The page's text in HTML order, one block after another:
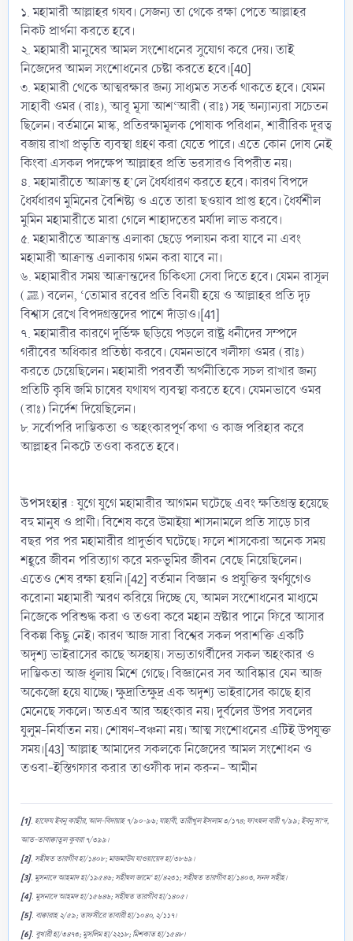
১. মহামারী আল্লাহর গযব। সেজন্য তা থেকে রক্ষা পেতে আল্লাহর
নিকট প্রার্থনা করতে হবে।
২. মহামারী মানুষের আমল সংশোধনের সুযোগ করে দেয়। তাই
নিজেদের আমল সংশোধনের চেষ্টা করতে হবে।[40]
৩. মহামারী থেকে আত্মরক্ষার জন্য সাধ্যমত সতর্ক থাকতে হবে। যেমন
সাহাবী ওমর (রাঃ), আবূ মূসা আশ‘আরী (রাঃ) সহ অন্যান্যরা সচেতন
ছিলেন। বর্তমানে মাস্ক, প্রতিরক্ষামূলক পোষাক পরিধান, শারীরিক দূরত্ব
বজায় রাখা প্রভৃতি ব্যবস্থা গ্রহণ করা যেতে পারে। এতে কোন দোষ নেই
কিংবা এসকল পদক্ষেপ আল্লাহর প্রতি ভরসারও বিপরীত নয়।
৪. মহামারীতে আক্রান্ত হ’লে ধৈর্যধারণ করতে হবে। কারণ বিপদে
ধৈর্যধারণ মুমিনের বৈশিষ্ট্য ও এতে তারা ছওয়াব প্রাপ্ত হবে। ধৈর্যশীল
মুমিন মহামারীতে মারা গেলে শাহাদতের মর্যাদা লাভ করবে।
৫. মহামারীতে আক্রান্ত এলাকা ছেড়ে পলায়ন করা যাবে না এবং
মহামারী আক্রান্ত এলাকায় গমন করা যাবে না।
৬. মহামারীর সময় আক্রান্তদের চিকিৎসা সেবা দিতে হবে। যেমন রাসূল
(ﷺ) বলেন, ‘তোমার রবের প্রতি বিনয়ী হয়ে ও আল্লাহর প্রতি দৃঢ়
বিশ্বাস রেখে বিপদগ্রস্তদের পাশে দাঁড়াও।[41]
৭. মহামারীর কারণে দুর্ভিক্ষ ছড়িয়ে পড়লে রাষ্ট্র ধনীদের সম্পদে
গরীবের অধিকার প্রতিষ্ঠা করবে। যেমনভাবে খলীফা ওমর (রাঃ)
করতে চেয়েছিলেন। মহামারী পরবর্তী অর্থনীতিকে সচল রাখার জন্য
প্রতিটি কৃষি জমি চাষের যথাযথ ব্যবস্থা করতে হবে। যেমনভাবে ওমর
(রাঃ) নির্দেশ দিয়েছিলেন।
৮. সর্বোপরি দাম্ভিকতা ও অহংকারপূর্ণ কথা ও কাজ পরিহার করে
আল্লাহর নিকটে তওবা করতে হবে।
উপসংহার : যুগে যুগে মহামারীর আগমন ঘটেছে এবং ক্ষতিগ্রস্ত হয়েছে
বহু মানুষ ও প্রাণী। বিশেষ করে উমাইয়া শাসনামলে প্রতি সাড়ে চার
বছর পর পর মহামারীর প্রাদুর্ভাব ঘটেছে। ফলে শাসকেরা অনেক সময়
শহূরে জীবন পরিত্যাগ করে মরুভূমির জীবন বেছে নিয়েছিলেন।
এতেও শেষ রক্ষা হয়নি।[42] বর্তমান বিজ্ঞান ও প্রযুক্তির স্বর্ণযুগেও
করোনা মহামারী স্মরণ করিয়ে দিচ্ছে যে, আমল সংশোধনের মাধ্যমে
নিজেকে পরিশুদ্ধ করা ও তওবা করে মহান স্রষ্টার পানে ফিরে আসার
বিকল্প কিছু নেই। কারণ আজ সারা বিশ্বের সকল পরাশক্তি একটি
অদৃশ্য ভাইরাসের কাছে অসহায়। সভ্যতাগর্বীদের সকল অহংকার ও
দাম্ভিকতা আজ ধূলায় মিশে গেছে। বিজ্ঞানের সব আবিষ্কার যেন আজ
অকেজো হয়ে যাচ্ছে। ক্ষুদ্রাতিক্ষুদ্র এক অদৃশ্য ভাইরাসের কাছে হার
মেনেছে সকলে। অতএব আর অহংকার নয়। দুর্বলের উপর সবলের
যুলুম-নির্যাতন নয়। শোষণ-বঞ্চনা নয়। আত্ম সংশোধনের এটিই উপযুক্ত
সময়।[43] আল্লাহ আমাদের সকলকে নিজেদের আমল সংশোধন ও
তওবা-ইস্তিগফার করার তাওফীক দান করুন- আমীন
[1]. হাফেয ইবনু কাছীর, আল-বিদায়াহ ৭/৯০-৯৬; যাহাবী, তারীখুল ইসলাম ৩/১৭৪; ফাৎহুল বারী ৭/৯৯; ইবনু সা‘দ,
আত-তাবাক্বাতুল কুবরা ৭/৩৯৯।
[2]. সহীহুত তারগীব হা/১৪০৮; মাজমাউয যাওয়ায়েদ হা/৩৮৬৯।
[3]. মুসনাদে আহমাদ হা/১৯৫৪৬; সহীহুল জামে‘ হা/৪২৩১; সহীহুত তারগীব হা/১৪০৩, সনদ সহীহ।
[4]. মুসনাদে আহমদ হা/১৫৬৪৬; সহীহুত তারগীব হা/১৪০৫।
[5]. বাক্বারাহ ২/৫৯; তাফসীরে তাবারী হা/১০৪০, ২/১১৭।
[6]. বুখারী হা/৩৪৭৩; মুসলিম হা/২২১৮; মিশকাত হা/১৫৪৮।